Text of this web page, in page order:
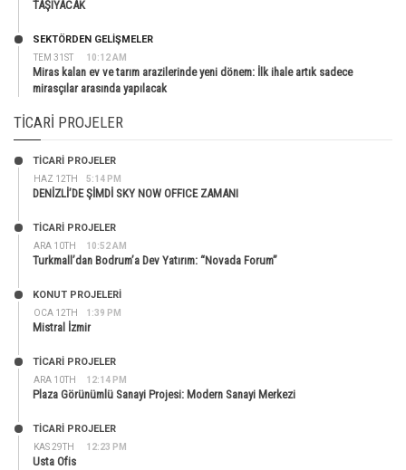
TAŞIYACAK
TEM 31ST 10:12 AM
SEKTÖRDEN GELIŞMELER
Miras kalan ev ve tarım arazilerinde yeni dönem: İlk ihale artık sadece
mirasçılar arasında yapılacak
TICARI PROJELER
HAZ 12TH 5:14 PM
TİCARİ PROJELER
DENİZLİ’DE ŞİMDİ SKY NOW OFFICE ZAMANI
ARA 10TH 10:52 AM
TİCARİ PROJELER
Turkmall’dan Bodrum’a Dev Yatırım: “Novada Forum”
OCA 12TH 1:39 PM
KONUT PROJELERI
Mistral İzmir
ARA 10TH 12:14 PM
TİCARİ PROJELER
Plaza Görünümlü Sanayi Projesi: Modern Sanayi Merkezi
KAS 29TH 12:23 PM
TİCARİ PROJELER
Usta Ofis